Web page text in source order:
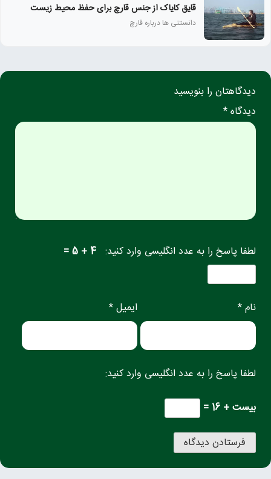
قایق کایاک از جنس قارچ برای حفظ محیط زیست
دانستنی ها درباره قارچ
دیدگاهتان را بنویسید
دیدگاه *
لطفا پاسخ را به عدد انگلیسی وارد کنید: 4 + 5 =
نام * ایمیل *
لطفا پاسخ را به عدد انگلیسی وارد کنید:
بیست + 16 =